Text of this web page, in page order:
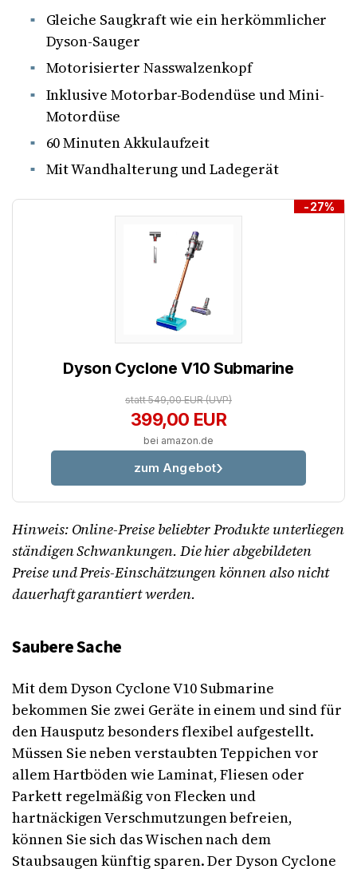
Gleiche Saugkraft wie ein herkömmlicher
Dyson-Sauger
Motorisierter Nasswalzenkopf
Inklusive Motorbar-Bodendüse und Mini-
Motordüse
60 Minuten Akkulaufzeit
Mit Wandhalterung und Ladegerät
-27%
Dyson Cyclone V10 Submarine
statt 549,00 EUR(UVP)
399,00 EUR
bei amazon.de
zum Angebot
Hinweis: Online-Preise beliebter Produkte unterliegen
ständigen Schwankungen. Die hier abgebildeten
Preise und Preis-Einschätzungen können also nicht
dauerhaft garantiert werden.
Saubere Sache
Mit dem Dyson Cyclone V10 Submarine
bekommen Sie zwei Geräte in einem und sind für
den Hausputz besonders flexibel aufgestellt.
Müssen Sie neben verstaubten Teppichen vor
allem Hartböden wie Laminat, Fliesen oder
Parkett regelmäßig von Flecken und
hartnäckigen Verschmutzungen befreien,
können Sie sich das Wischen nach dem
Staubsaugen künftig sparen. Der Dyson Cyclone